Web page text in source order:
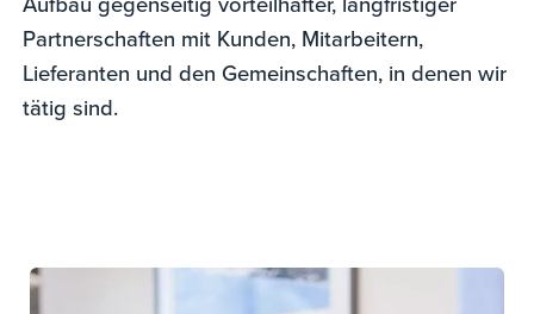
Partnerschaften mit Kunden, Mitarbeitern,
Lieferanten und den Gemeinschaften, in denen wir
tätig sind.